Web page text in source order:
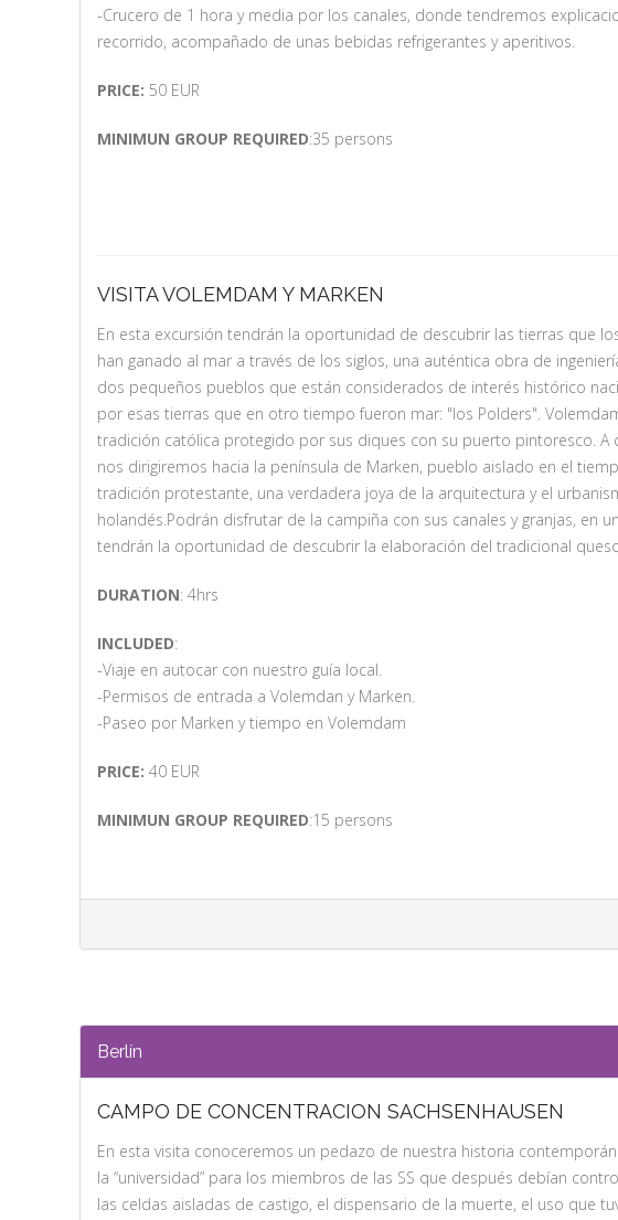
-Crucero de 1 hora y media por los canales, donde tendremos
recorrido, acompañado de unas bebidas refrigerantes y aperitivos.
PRICE: 50 EUR
MINIMUN GROUP REQUIRED:35 persons
VISITA VOLEMDAM Y MARKEN
En esta excursión tendrán la oportunidad de descubrir las tierras que
han ganado al mar a través de los siglos, una auténtica obra de
dos pequeños pueblos que están considerados de interés histórico
por esas tierras que en otro tiempo fueron mar: "los Polders".
tradición católica protegido por sus diques con su puerto pintoresco. A
nos dirigiremos hacia la península de Marken, pueblo aislado en el
tradición protestante, una verdadera joya de la arquitectura y el
holandés.Podrán disfrutar de la campiña con sus canales y granjas, en
tendrán la oportunidad de descubrir la elaboración del tradicional
DURATION: 4hrs
INCLUDED:
-Viaje en autocar con nuestro guía local.
-Permisos de entrada a Volemdan y Marken.
-Paseo por Marken y tiempo en Volemdam
PRICE: 40 EUR
MINIMUN GROUP REQUIRED:15 persons
Berlín
CAMPO DE CONCENTRACION SACHSENHAUSEN
En esta visita conoceremos un pedazo de nuestra historia
la “universidad” para los miembros de las SS que después debían
las celdas aisladas de castigo, el dispensario de la muerte, el uso que